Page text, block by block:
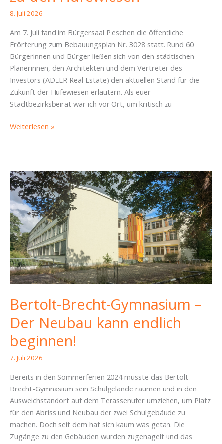
8. Juli 2026
Am 7. Juli fand im Bürgersaal Pieschen die öffentliche
Erörterung zum Bebauungsplan Nr. 3028 statt. Rund 60
Bürgerinnen und Bürger ließen sich von den städtischen
Planerinnen, den Architekten und dem Vertreter des
Investors (ADLER Real Estate) den aktuellen Stand für die
Zukunft der Hufewiesen erläutern. Als euer
Stadtbezirksbeirat war ich vor Ort, um kritisch zu
Sonder-
Idyll
und
„Forschungsbunker“
–
Bericht
von
der
Bürgerversammlung
zu
den
Weiterlesen »
Bertolt-Brecht-Gymnasium –
Der Neubau kann endlich
beginnen!
7. Juli 2026
Bereits in den Sommerferien 2024 musste das Bertolt-
Brecht-Gymnasium sein Schulgelände räumen und in den
Ausweichstandort auf dem Terassenufer umziehen, um Platz
für den Abriss und Neubau der zwei Schulgebäude zu
machen. Doch seit dem hat sich kaum was getan. Die
Zugänge zu den Gebäuden wurden zugenagelt und das